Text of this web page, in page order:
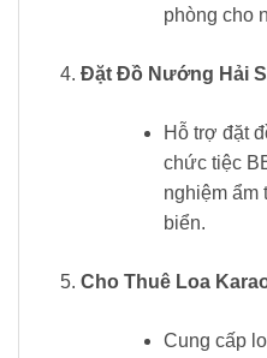
phòng cho
Đặt Đồ Nướng Hải
Hỗ trợ đặt
chức tiệc
nghiệm ẩm
biển.
Cho Thuê Loa
Cung cấp